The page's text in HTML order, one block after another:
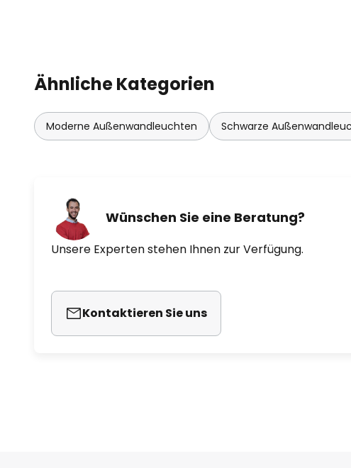
Ähnliche Kategorien
Moderne Außenwandleuchten Schwarze
Wünschen Sie eine Beratung?
Unsere Experten stehen Ihnen zur Verfügung.
Kontaktieren Sie uns